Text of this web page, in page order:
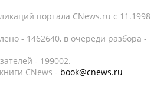
портала CNews.ru c 11.1998
- 1462640, в очереди разбора -
- 199002.
CNews - book@cnews.ru